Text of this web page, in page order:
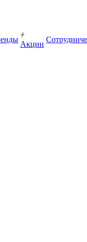
Акции